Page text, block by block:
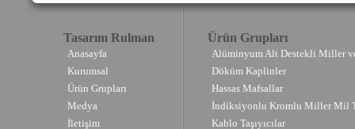
Tasarım Rulman
Anasayfa
Kurumsal
Ürün Grupları
Medya
İletişim
Ürün Grupları
Alüminyum Alt Destekli Miller
Döküm Kaplinler
Hassas Mafsallar
İndiksiyonlu Kromlu Miller Mil
Kablo Taşıyıcılar